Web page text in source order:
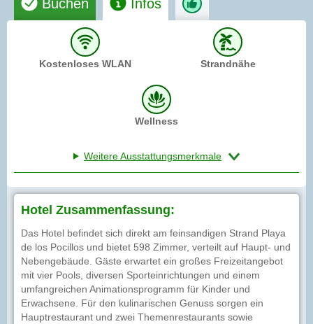
Buchen Infos
Kostenloses WLAN Strandnähe
Wellness
Weitere Ausstattungsmerkmale
Hotel Zusammenfassung:
Das Hotel befindet sich direkt am feinsandigen Strand Playa
de los Pocillos und bietet 598 Zimmer, verteilt auf Haupt- und
Nebengebäude. Gäste erwartet ein großes Freizeitangebot
mit vier Pools, diversen Sporteinrichtungen und einem
umfangreichen Animationsprogramm für Kinder und
Erwachsene. Für den kulinarischen Genuss sorgen ein
Hauptrestaurant und zwei Themenrestaurants sowie